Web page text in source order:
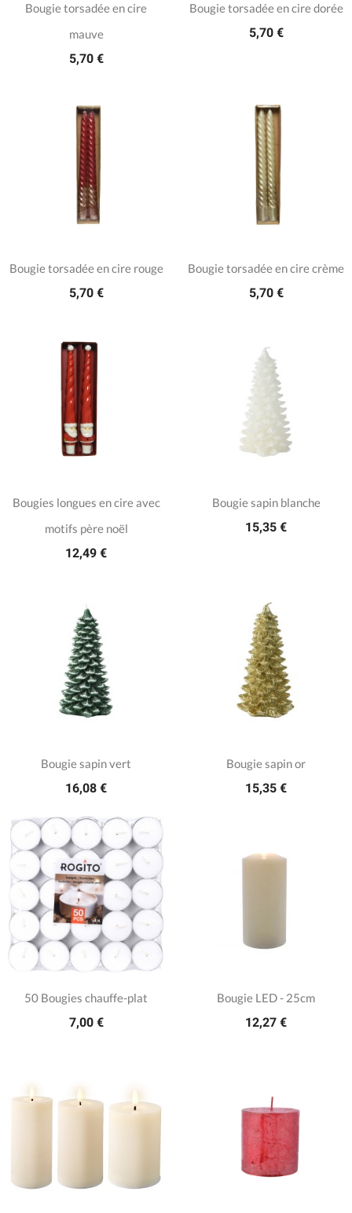
Bougie torsadée en cire
mauve
5,70 €
Bougie torsadée en cire dorée
5,70 €
Bougie torsadée en cire rouge
5,70 €
Bougie torsadée en cire crème
5,70 €
Bougies longues en cire avec
motifs père noël
12,49 €
Bougie sapin blanche
15,35 €
Bougie sapin vert
16,08 €
Bougie sapin or
15,35 €
50 Bougies chauffe-plat
7,00 €
Bougie LED - 25cm
12,27 €